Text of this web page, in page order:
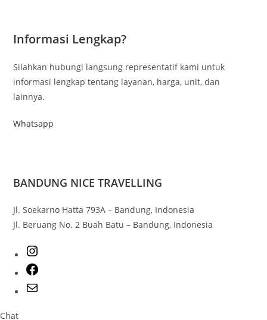
Informasi Lengkap?
Silahkan hubungi langsung representatif kami untuk
informasi lengkap tentang layanan, harga, unit, dan
lainnya.
Whatsapp
BANDUNG NICE TRAVELLING
Jl. Soekarno Hatta 793A – Bandung, Indonesia
Jl. Beruang No. 2 Buah Batu – Bandung, Indonesia
Chat